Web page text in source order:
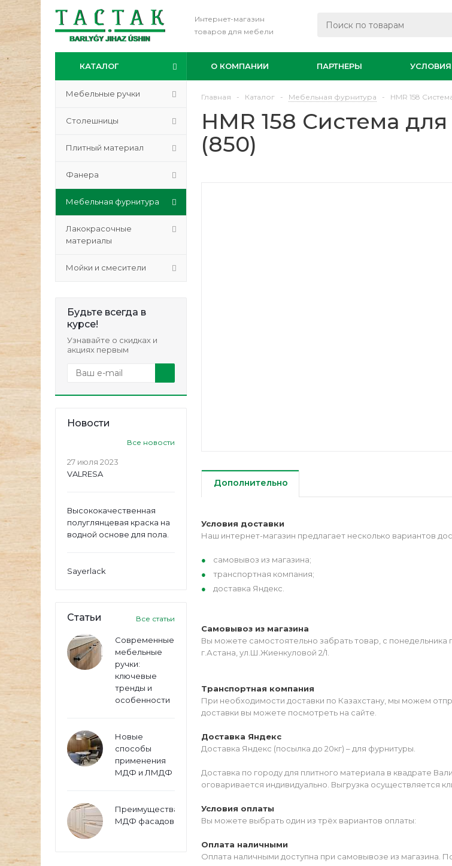
Интернет-магазин
товаров для мебели
КАТАЛОГ О КОМПАНИИ ПАРТНЕРЫ
Мебельные ручки
Столешницы
Плитный материал
Фанера
Мебельная фурнитура
Лакокрасочные
материалы
Мойки и смесители
Будьте всегда в
курсе!
Узнавайте о скидках и
акциях первым
Новости
Все новости
27 июля 2023
VALRESA
Высококачественная
полуглянцевая краска на
водной основе для пола.
Sayerlack
Статьи Все статьи
Современные
мебельные
ручки:
ключевые
тренды и
особенности
Новые
способы
применения
МДФ и ЛМДФ
Преимущества
МДФ фасадов
Главная - Каталог - Мебельная фурнитура - HMR 158
HMR 158 Система
(850)
Дополнительно
Условия доставки
Наш интернет-магазин предлагает несколько вариантов
самовывоз из магазина;
транспортная компания;
доставка Яндекс.
Самовывоз из магазина
Вы можете самостоятельно забрать товар, с
г.Астана, ул.Ш.Жиенкуловой 2/1.
Транспортная компания
При необходимости доставки по Казахстану, мы можем
доставки вы можете посмотреть на сайте.
Доставка Яндекс
Доставка Яндекс (посылка до 20кг) – для фурнитуры.
Доставка по городу для плитного материала в квадрате
оговаривается индивидуально. Выгрузка осуществляется
Условия оплаты
Вы можете выбрать один из трёх вариантов оплаты:
Оплата наличными
Оплата наличными доступна при самовывозе из магазина.